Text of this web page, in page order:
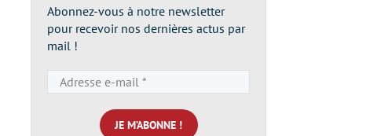
Abonnez-vous à notre newsletter
pour recevoir nos dernières actus par
mail !
e-
mail
*